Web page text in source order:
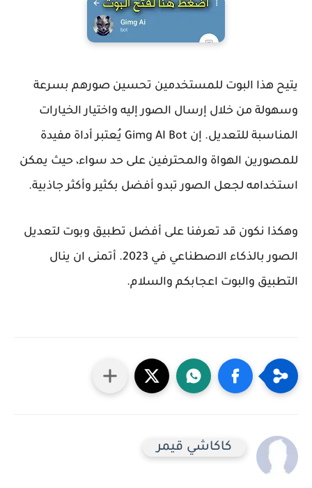
يتيح هذا البوت للمستخدمين تحسين صورهم بسرعة
وسهولة من خلال إرسال الصور إليه واختيار الخيارات
المناسبة للتعديل. إن Gimg AI Bot يُعتبر أداة مفيدة
للمصورين الهواة والمحترفين على حد سواء، حيث يمكن
استخدامه لجعل الصور تبدو أفضل بكثير وأكثر جاذبية.
وهكذا نكون قد تعرفنا على أفضل تطبيق وبوت لتعديل
الصور بالذكاء الاصطناعي في 2023. أتمنى ان ينال
التطبيق والبوت اعجابكم والسلام.
كاكاشي قيمر